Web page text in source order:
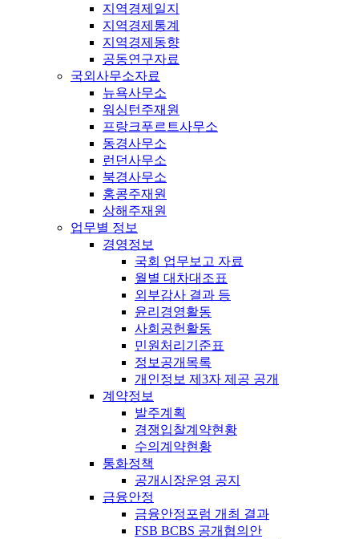
지역경제일지
지역경제통계
지역경제동향
공동연구자료
국외사무소자료
뉴욕사무소
워싱턴주재원
프랑크푸르트사무소
동경사무소
런던사무소
북경사무소
홍콩주재원
상해주재원
업무별 정보
경영정보
국회 업무보고 자료
월별 대차대조표
외부감사 결과 등
윤리경영활동
사회공헌활동
민원처리기준표
정보공개목록
개인정보 제3자 제공 공개
계약정보
발주계획
경쟁입찰계약현황
수의계약현황
통화정책
공개시장운영 공지
금융안정
금융안정포럼 개최 결과
FSB BCBS 공개협의안